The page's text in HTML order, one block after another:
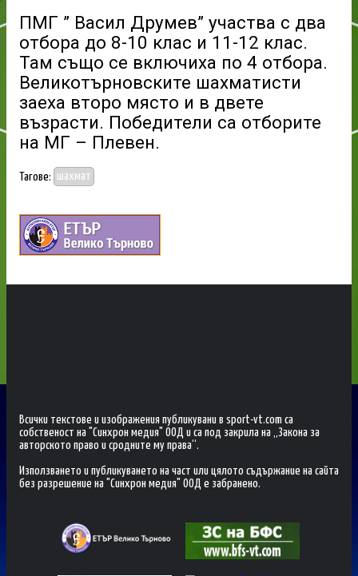
ПМГ ” Васил Друмев” участва с два
отбора до 8-10 клас и 11-12 клас.
Там също се включиха по 4 отбора.
Великотърновските шахматисти
заеха второ място и в двете
възрасти. Победители са отборите
на МГ – Плевен.
Тагове: шахмат
Всички текстове и изображения публикувани в sport-vt.com са
собственост на "Синхрон медия" ООД и са под закрила на „Закона за
авторското право и сродните му права“.
Използването и публикуването на част или цялото съдържание на сайта
без разрешение на "Синхрон медия" ООД е забранено.